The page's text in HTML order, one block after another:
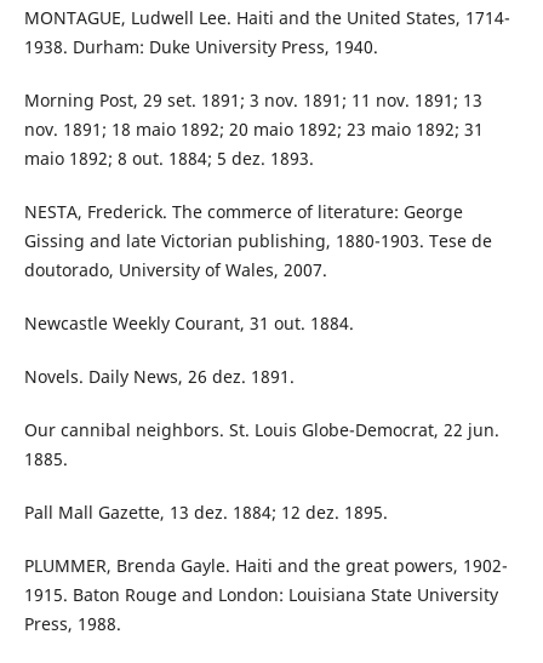
MONTAGUE, Ludwell Lee. Haiti and the United States, 1714-
1938. Durham: Duke University Press, 1940.
Morning Post, 29 set. 1891; 3 nov. 1891; 11 nov. 1891; 13
nov. 1891; 18 maio 1892; 20 maio 1892; 23 maio 1892; 31
maio 1892; 8 out. 1884; 5 dez. 1893.
NESTA, Frederick. The commerce of literature: George
Gissing and late Victorian publishing, 1880-1903. Tese de
doutorado, University of Wales, 2007.
Newcastle Weekly Courant, 31 out. 1884.
Novels. Daily News, 26 dez. 1891.
Our cannibal neighbors. St. Louis Globe-Democrat, 22 jun.
1885.
Pall Mall Gazette, 13 dez. 1884; 12 dez. 1895.
PLUMMER, Brenda Gayle. Haiti and the great powers, 1902-
1915. Baton Rouge and London: Louisiana State University
Press, 1988.